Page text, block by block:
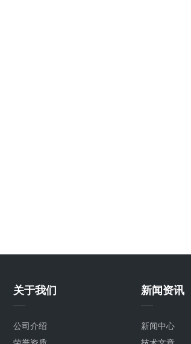
关于我们
公司介绍
新闻资讯
新闻中心